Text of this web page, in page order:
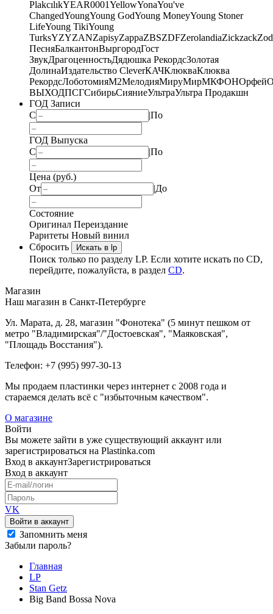
PlakcılıkYEAR0001YellowYonaYou've
ChangedYoungYoung GodYoung MoneyYoung Stoner
LifeYoung TikiYoung
TurksYZYZANZapisyZappaZBSZDFZerolandiaZickzack
ПесняБалкантонВыргородГост
ЗвукДрагоценностьДядюшка РекордсЗолотая
ДолинаИздательство CleverКАЧКлюкваКлюква
РекордсЛоботомияМ2МелодияМируМирМКФОНОрфей
ВЫХОДПСГСибирьСияниеУльтраУльтра Продакшн
ГОД Записи
С
|По
ГОД Выпуска
С
|По
Цена (руб.)
От
|До
Состояние
Оригинал Переиздание
Раритеты Новый винил
Сбросить
Искать в lp
Поиск только по разделу LP. Если хотите искать по CD,
перейдите, пожалуйста, в раздел CD.
Магазин
Наш магазин в Санкт-Петербурге
Ул. Марата, д. 28, магазин "Фонотека" (5 минут пешком от
метро "Владимирская"/"Достоевская", "Маяковская",
"Площадь Восстания").
Телефон: +7 (995) 997-30-13
Мы продаем пластинки через интернет c 2008 года и
стараемся делать всё с "избыточным качеством".
О магазине
Войти
Вы можете зайти в уже существующий аккаунт или
зарегистрироваться на Plastinka.com
Вход в аккаунтЗарегистрироваться
Вход в аккаунт
VK
Войти в аккаунт
Запомнить меня
Забыли пароль?
Главная
LP
Stan Getz
Big Band Bossa Nova